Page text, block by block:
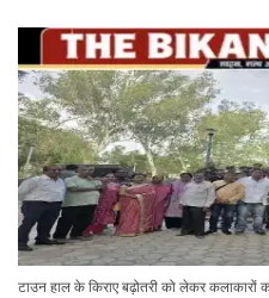
टाउन हाल के किराए बढ़ोतरी को लेकर कलाकारों